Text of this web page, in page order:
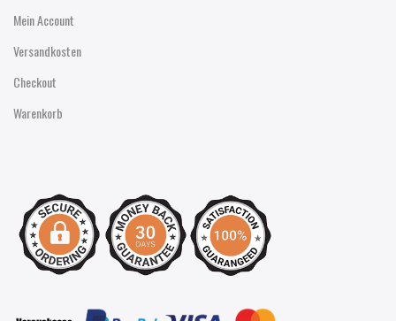
Mein Account
Versandkosten
Checkout
Warenkorb